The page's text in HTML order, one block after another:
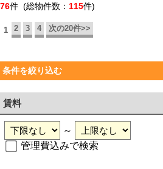
76件 (総物件数： 115件)
1 2 3 4 次の20件>>
条件を絞り込む
賃料
～
管理費込みで検索